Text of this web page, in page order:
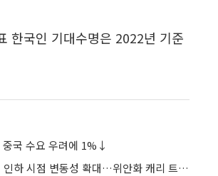
한국인 기대수명은 2022년 기준
중국 수요 우려에 1%↓
“중국 증시, 금리 인하 시점 변동성 확대…위안화 캐리 트레이드 청산 가능성 낮아”